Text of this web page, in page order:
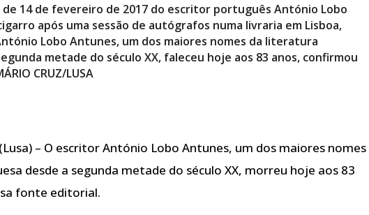
14 de fevereiro de 2017 do escritor português António Lobo
após uma sessão de autógrafos numa livraria em Lisboa,
Lobo Antunes, um dos maiores nomes da literatura
metade do século XX, faleceu hoje aos 83 anos, confirmou
CRUZ/LUSA
– O escritor António Lobo Antunes, um dos maiores nomes
desde a segunda metade do século XX, morreu hoje aos 83
fonte editorial.